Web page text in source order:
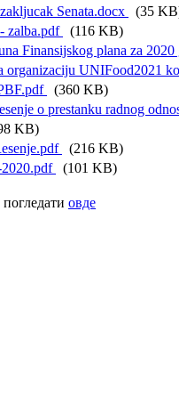
Senata.docx
(35
zalba.pdf
(116 KB)
Finansijskog plana za
organizaciju UNIFood2021
(360 KB)
o prestanku radnog
KB)
(216 KB)
(101 KB)
овде